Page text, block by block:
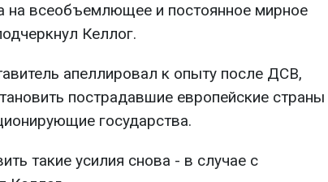
на всеобъемлющее и постоянное мирное
Келлог.
апеллировал к опыту после ДСВ,
пострадавшие европейские страны
государства.
такие усилия снова - в случае с